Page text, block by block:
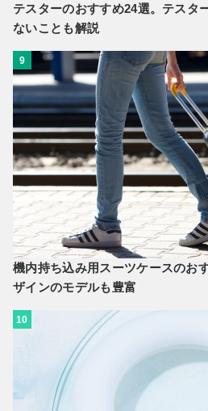
テスターのおすすめ24選。テスタ
ないことも解説
9
機内持ち込み用スーツケースのお
ザインのモデルも豊富
10